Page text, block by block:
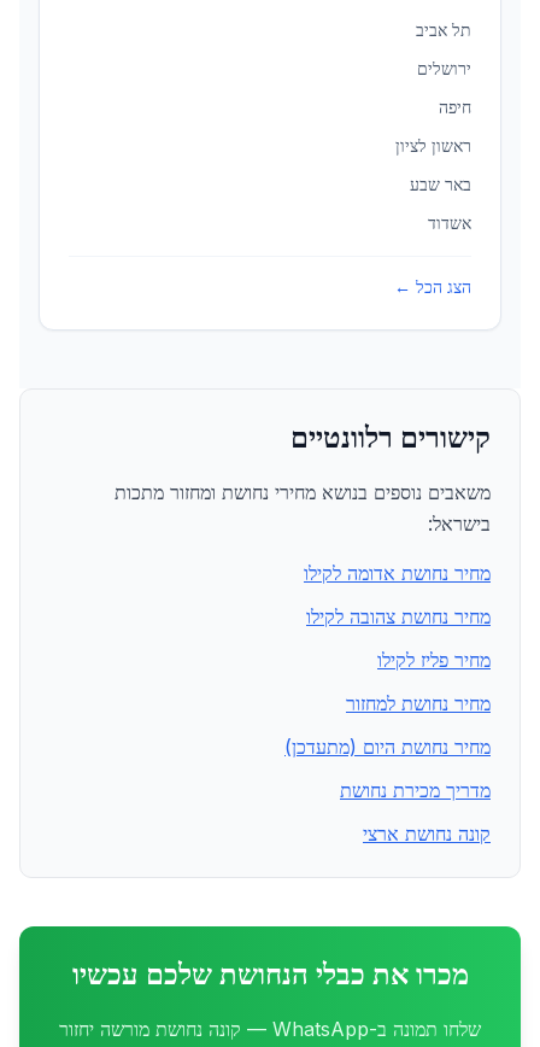
תל אביב
ירושלים
חיפה
ראשון לציון
באר שבע
אשדוד
הצג הכל ←
קישורים רלוונטיים
משאבים נוספים בנושא מחירי נחושת ומחזור מתכות
בישראל:
מחיר נחושת אדומה לקילו
מחיר נחושת צהובה לקילו
מחיר פליז לקילו
מחיר נחושת למחזור
מחיר נחושת היום (מתעדכן)
מדריך מכירת נחושת
קונה נחושת ארצי
מכרו את כבלי הנחושת שלכם עכשיו
שלחו תמונה ב-WhatsApp — קונה נחושת מורשה יחזור